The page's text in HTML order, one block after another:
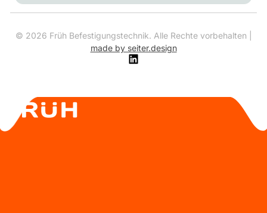
© 2026 Früh Befestigungstechnik. Alle Rechte vorbehalten |
made by seiter.design